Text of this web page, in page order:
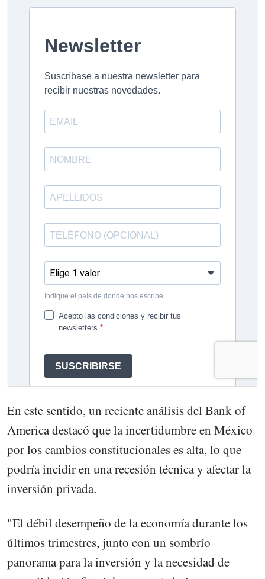
En este sentido, un reciente análisis del Bank of
America destacó que la incertidumbre en México
por los cambios constitucionales es alta, lo que
podría incidir en una recesión técnica y afectar la
inversión privada.
"El débil desempeño de la economía durante los
últimos trimestres, junto con un sombrío
panorama para la inversión y la necesidad de